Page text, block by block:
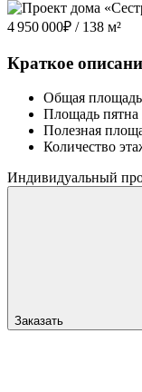
4 950 000₽ / 138 м²
Краткое
Общая
Площадь пятна
Полезная
Количество
Индивидуальный
Заказать